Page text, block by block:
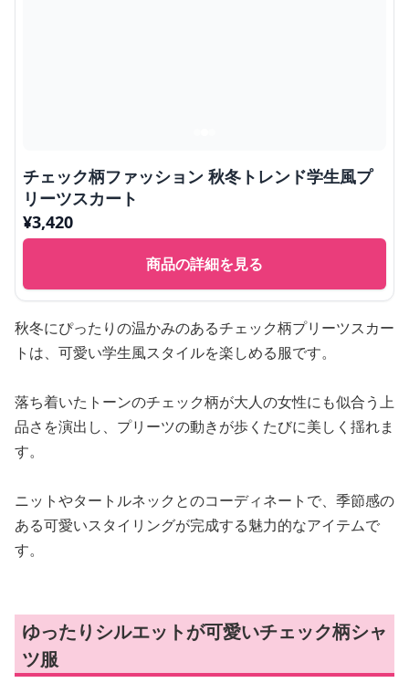
チェック柄ファッション 秋冬トレンド学生風プ
リーツスカート
¥3,420
商品の詳細を見る
秋冬にぴったりの温かみのあるチェック柄プリーツスカー
トは、可愛い学生風スタイルを楽しめる服です。
落ち着いたトーンのチェック柄が大人の女性にも似合う上
品さを演出し、プリーツの動きが歩くたびに美しく揺れま
す。
ニットやタートルネックとのコーディネートで、季節感の
ある可愛いスタイリングが完成する魅力的なアイテムで
す。
ゆったりシルエットが可愛いチェック柄シャ
ツ服